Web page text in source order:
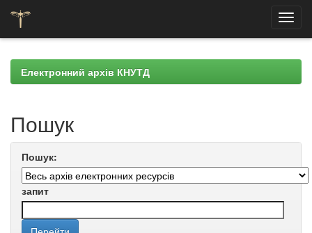
navigationЕлектронний архів КНУТД
Пошук
Пошук:
запит